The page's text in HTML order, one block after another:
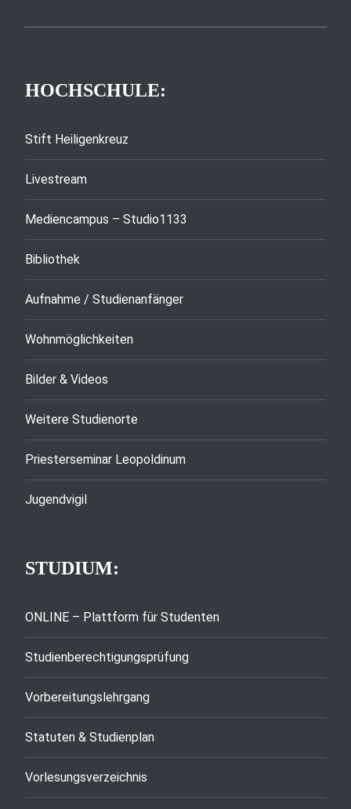
HOCHSCHULE:
Stift Heiligenkreuz
Livestream
Mediencampus – Studio1133
Bibliothek
Aufnahme / Studienanfänger
Wohnmöglichkeiten
Bilder & Videos
Weitere Studienorte
Priesterseminar Leopoldinum
Jugendvigil
STUDIUM:
ONLINE – Plattform für Studenten
Studienberechtigungsprüfung
Vorbereitungslehrgang
Statuten & Studienplan
Vorlesungsverzeichnis